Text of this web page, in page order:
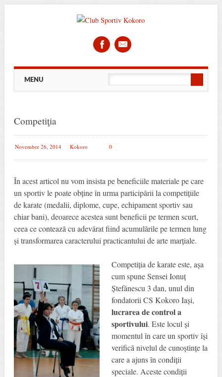
Main menu
MENU
Competiţia
November 26, 2014 Kokoro 0
În acest articol nu vom insista pe beneficiile materiale pe care
un sportiv le poate obține în urma participării la competițiile
de karate (medalii, diplome, cupe, echipament sportiv sau
chiar bani), deoarece acestea sunt beneficii pe termen scurt,
ceea ce contează cu adevărat fiind acumulările pe termen lung
și transformarea caracterului practicantului de arte marțiale.
Competiția de karate este, așa
cum spune Sensei Ionuț
Ștefănescu 3 dan, unul din
fondatorii CS Kokoro Iași,
lucrarea de control a
sportivului. Este locul și
momentul în care un sportiv își
verifică nivelul de cunoștințe la
care a ajuns în condiții
speciale. Aceste condiții